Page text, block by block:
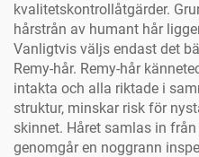
kvalitetskontrollåtgärder.
hårstrån av humant hår
Vanligtvis väljs endast det
Remy-hår. Remy-hår
intakta och alla riktade i
struktur, minskar risk för
skinnet. Håret samlas in
genomgår en noggrann